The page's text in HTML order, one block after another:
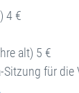
4 €
alt) 5 €
für die